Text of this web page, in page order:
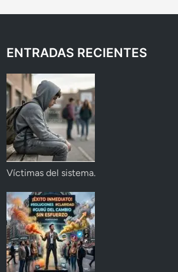
ENTRADAS RECIENTES
Víctimas del sistema.